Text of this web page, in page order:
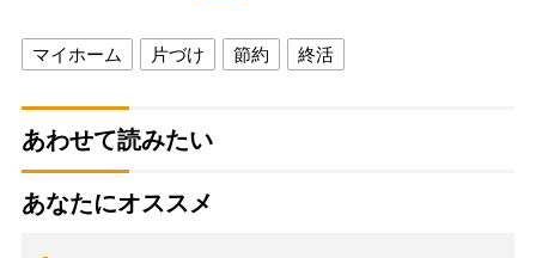
マイホーム 片づけ 節約 終活
あわせて読みたい
あなたにオススメ